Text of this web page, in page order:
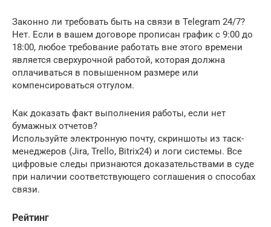
Законно ли требовать быть на связи в Telegram 24/7?
Нет. Если в вашем договоре прописан график с 9:00 до
18:00, любое требование работать вне этого времени
является сверхурочной работой, которая должна
оплачиваться в повышенном размере или
компенсироваться отгулом.
Как доказать факт выполнения работы, если нет
бумажных отчетов?
Используйте электронную почту, скриншоты из таск-
менеджеров (Jira, Trello, Bitrix24) и логи системы. Все
цифровые следы признаются доказательствами в суде
при наличии соответствующего соглашения о способах
связи.
Рейтинг